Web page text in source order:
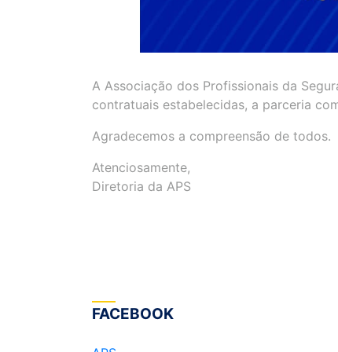
A Associação dos Profissionais da
contratuais estabelecidas, a parceria
Agradecemos a compreensão de todos.
Atenciosamente,
Diretoria da APS
FACEBOOK